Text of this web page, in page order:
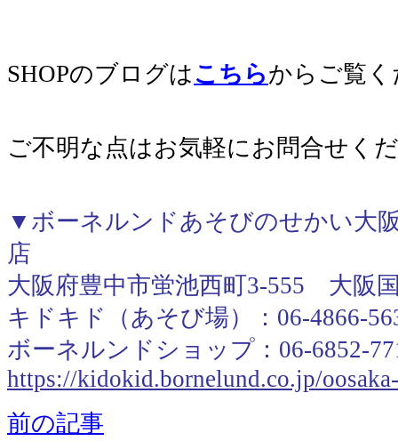
SHOPのブログは こちらからご覧
ご不明な点はお気軽にお問合せく
▼ボーネルンドあそびのせかい大
店
大阪府豊中市蛍池西町3-555 大阪
キドキド（あそび場）：06-4866-
ボーネルンドショップ：06-6852-
https://kidokid.bornelund.co.jp/
前の記事